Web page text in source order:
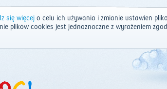
się więcejo celu ich używania i zmianie ustawień
plików cookies jest jednoznaczne z wyrażeniem